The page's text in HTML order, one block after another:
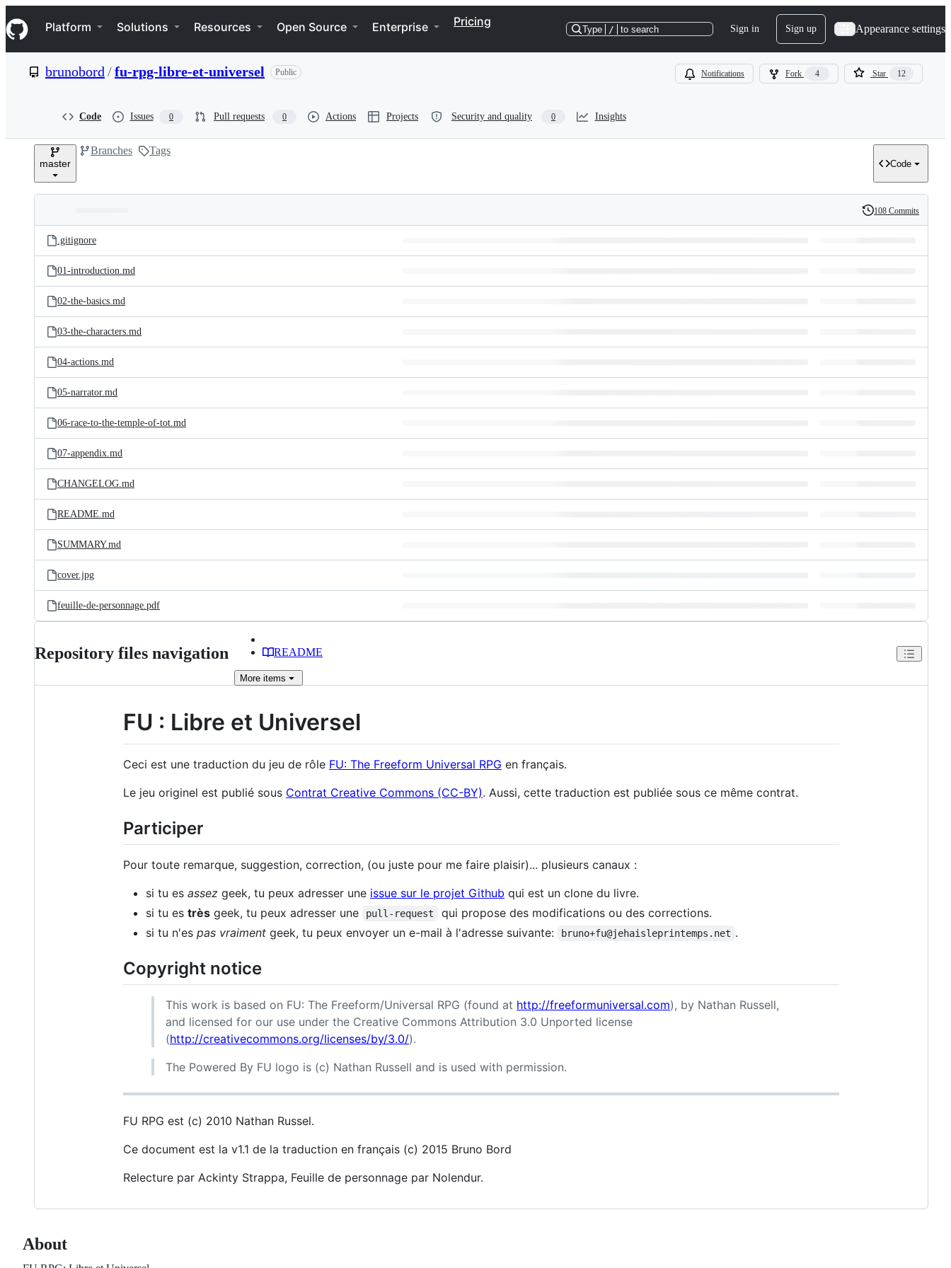
k
i
p
e
Navigation Menu
Platform Solutions Resources Open Source Enterprise Pricing
Type / to search Sign in Sign up Appearance settings
brunobord /fu-rpg-libre-et-universel Public Notifications Fork 4 Star 12
Code Issues 0 Pull requests 0 Actions Projects Security and quality 0 Insights
master
Branches Tags
Code
and
files
Latest
commit
History
108 Commits
.gitignore
01-introduction.md
02-the-basics.md
03-the-characters.md
04-actions.md
05-narrator.md
06-race-to-the-temple-of-tot.md
07-appendix.md
CHANGELOG.md
README.md
SUMMARY.md
cover.jpg
feuille-de-personnage.pdf
Repository files navigation README
More items
FU : Libre et Universel
Ceci est une traduction du jeu de rôle FU: The Freeform Universal RPG en français.
Le jeu originel est publié sous Contrat Creative Commons (CC-BY). Aussi, cette traduction est publiée sous ce même contrat.
Participer
Pour toute remarque, suggestion, correction, (ou juste pour me faire plaisir)... plusieurs canaux :
si tu es assez geek, tu peux adresser une issue sur le projet Github qui est un clone du livre.
si tu es très geek, tu peux adresser une pull-request
qui propose des modifications ou des corrections.
si tu n'es pas vraiment geek, tu peux envoyer un e-mail à l'adresse suivante: bruno+fu@jehaisleprintemps.net .
Copyright notice
This work is based on FU: The Freeform/Universal RPG (found at http://freeformuniversal.com), by Nathan Russell,
and licensed for our use under the Creative Commons Attribution 3.0 Unported license
(http://creativecommons.org/licenses/by/3.0/).
The Powered By FU logo is (c) Nathan Russell and is used with permission.
FU RPG est (c) 2010 Nathan Russel.
Ce document est la v1.1 de la traduction en français (c) 2015 Bruno Bord
Relecture par Ackinty Strappa, Feuille de personnage par Nolendur.
About